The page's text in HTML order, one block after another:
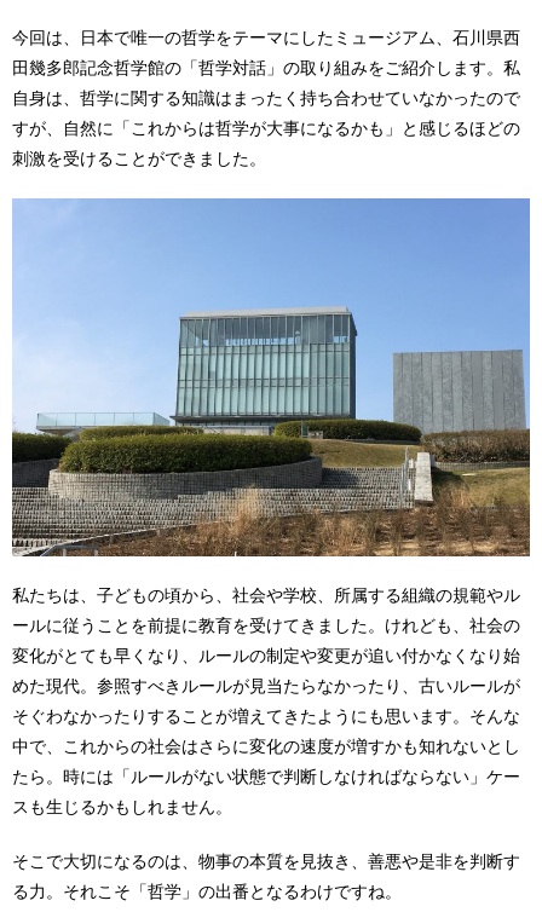
今回は、日本で唯一の哲学をテーマにしたミュージアム、石川県西
田幾多郎記念哲学館の「哲学対話」の取り組みをご紹介します。私
自身は、哲学に関する知識はまったく持ち合わせていなかったので
すが、自然に「これからは哲学が大事になるかも」と感じるほどの
刺激を受けることができました。
私たちは、子どもの頃から、社会や学校、所属する組織の規範やル
ールに従うことを前提に教育を受けてきました。けれども、社会の
変化がとても早くなり、ルールの制定や変更が追い付かなくなり始
めた現代。参照すべきルールが見当たらなかったり、古いルールが
そぐわなかったりすることが増えてきたようにも思います。そんな
中で、これからの社会はさらに変化の速度が増すかも知れないとし
たら。時には「ルールがない状態で判断しなければならない」ケー
スも生じるかもしれません。
そこで大切になるのは、物事の本質を見抜き、善悪や是非を判断す
る力。それこそ「哲学」の出番となるわけですね。